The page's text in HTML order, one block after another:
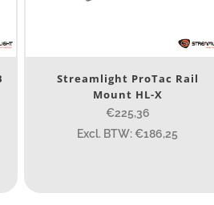
13.1 16.1
Streamlight ProTac Rail
Mount HL-X
€225,36
Excl. BTW: €186,25